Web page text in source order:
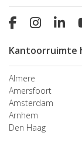
Kantoorruimte
Almere
Amersfoort
Amsterdam
Arnhem
Den Haag